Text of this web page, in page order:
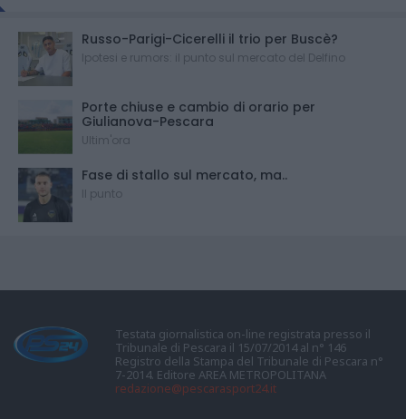
Russo-Parigi-Cicerelli il trio per Buscè?
Ipotesi e rumors: il punto sul mercato del Delfino
Porte chiuse e cambio di orario per
Giulianova-Pescara
Ultim'ora
Fase di stallo sul mercato, ma..
Il punto
Testata giornalistica on-line registrata presso il
Tribunale di Pescara il 15/07/2014 al n° 146
Registro della Stampa del Tribunale di Pescara n°
7-2014. Editore AREA METROPOLITANA
redazione@pescarasport24.it